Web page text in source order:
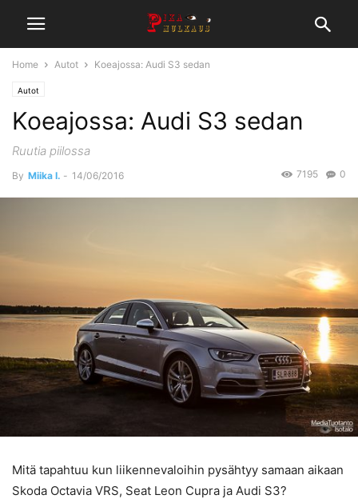
Home Autot Koeajossa: Audi S3 sedan
Autot
Koeajossa: Audi S3 sedan
Ruutia piilossa
By Miika I. - 14/06/2016 0
7195
Mitä tapahtuu kun liikennevaloihin pysähtyy samaan aikaan
Skoda Octavia VRS, Seat Leon Cupra ja Audi S3?